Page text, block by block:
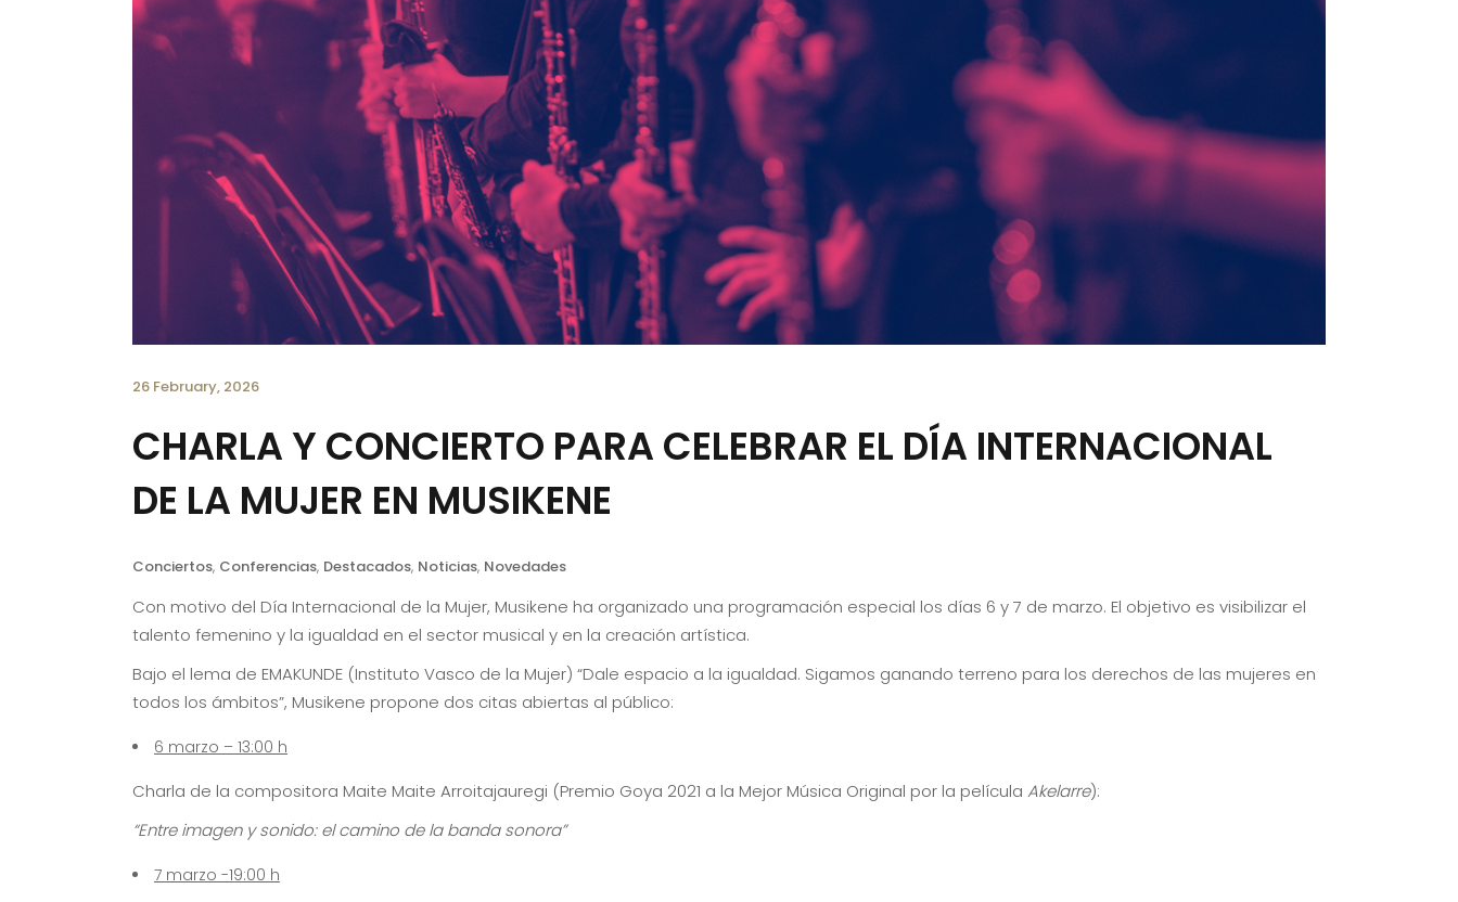
26 February, 2026
CHARLA Y CONCIERTO PARA CELEBRAR EL DÍA INTERNACIONAL
DE LA MUJER EN MUSIKENE
Conciertos, Conferencias, Destacados, Noticias, Novedades
Con motivo del Día Internacional de la Mujer, Musikene ha organizado una programación especial los días 6 y 7 de marzo. El objetivo es visibilizar el
talento femenino y la igualdad en el sector musical y en la creación artística.
Bajo el lema de EMAKUNDE (Instituto Vasco de la Mujer) “Dale espacio a la igualdad. Sigamos ganando terreno para los derechos de las mujeres en
todos los ámbitos”, Musikene propone dos citas abiertas al público:
6 marzo – 13:00 h
Charla de la compositora Maite Maite Arroitajauregi (Premio Goya 2021 a la Mejor Música Original por la película Akelarre):
“Entre imagen y sonido: el camino de la banda sonora”
7 marzo -19:00 h